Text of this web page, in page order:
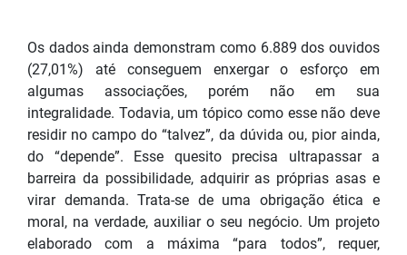
Os dados ainda demonstram como 6.889 dos ouvidos
(27,01%) até conseguem enxergar o esforço em
algumas associações, porém não em sua
integralidade. Todavia, um tópico como esse não deve
residir no campo do “talvez”, da dúvida ou, pior ainda,
do “depende”. Esse quesito precisa ultrapassar a
barreira da possibilidade, adquirir as próprias asas e
virar demanda. Trata-se de uma obrigação ética e
moral, na verdade, auxiliar o seu negócio. Um projeto
elaborado com a máxima “para todos”, requer,